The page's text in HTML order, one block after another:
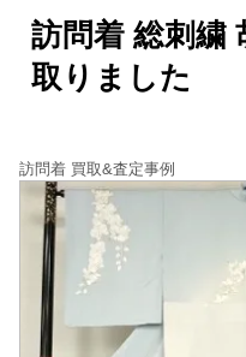
訪問着 総刺繍
取りました
訪問着 買取&査定事例